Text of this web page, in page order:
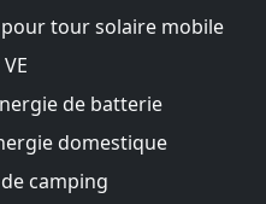
tour solaire mobile
de batterie
domestique
camping